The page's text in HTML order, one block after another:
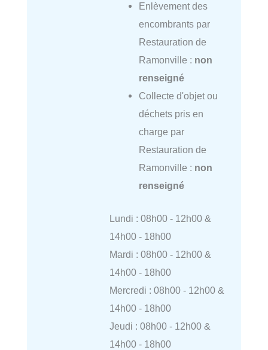
Enlèvement des
encombrants par
Restauration de
Ramonville : non
renseigné
Collecte d'objet ou
déchets pris en
charge par
Restauration de
Ramonville : non
renseigné
Lundi : 08h00 - 12h00 &
14h00 - 18h00
Mardi : 08h00 - 12h00 &
14h00 - 18h00
Mercredi : 08h00 - 12h00 &
14h00 - 18h00
Jeudi : 08h00 - 12h00 &
14h00 - 18h00